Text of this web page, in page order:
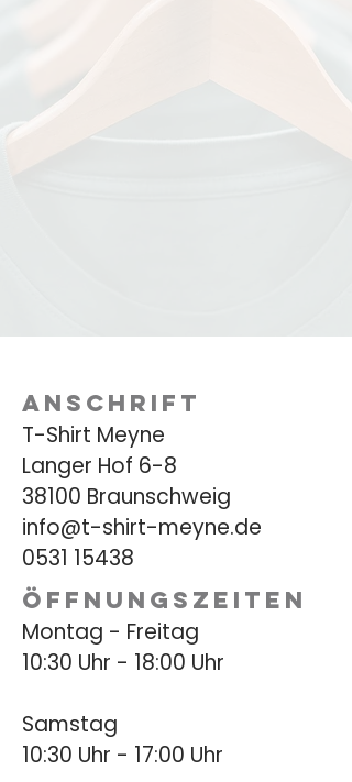
ANSCHRIFT
T-Shirt Meyne
Langer Hof 6-8
38100 Braunschweig
info@t-shirt-meyne.de
0531 15438
ÖFFNUNGSZEITEN
Montag - Freitag
10:30 Uhr - 18:00 Uhr
​Samstag
10:30 Uhr - 17:00 Uhr